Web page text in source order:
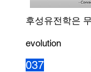
후성유전학은
evolution
037